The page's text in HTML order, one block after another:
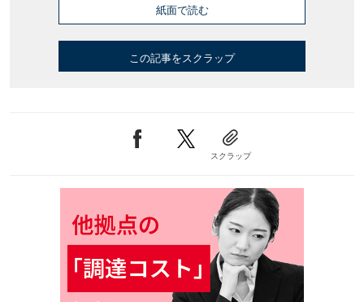
紙面で読む
この記事をスクラップ
スクラップ